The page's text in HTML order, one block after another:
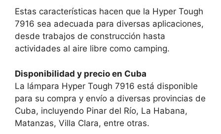
Estas características hacen que la Hyper Tough
7916 sea adecuada para diversas aplicaciones,
desde trabajos de construcción hasta
actividades al aire libre como camping.
Disponibilidad y precio en Cuba
La lámpara Hyper Tough 7916 está disponible
para su compra y envío a diversas provincias de
Cuba, incluyendo Pinar del Río, La Habana,
Matanzas, Villa Clara, entre otras.